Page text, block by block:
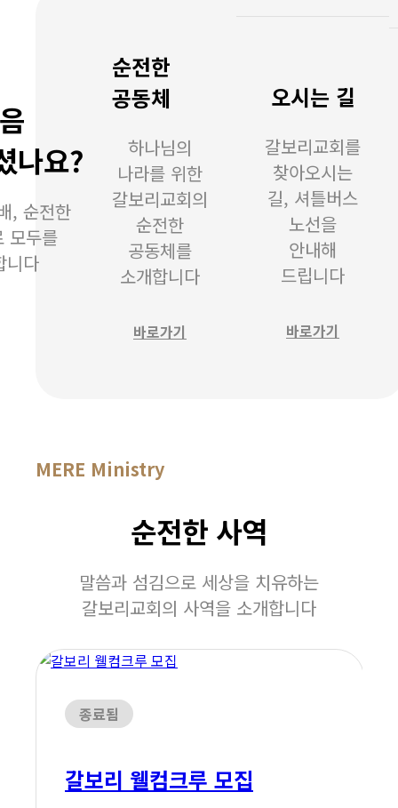
나요?
, 순전한
모두를
니다
순전한
공동체
하나님의
나라를 위한
갈보리교회의
순전한
공동체를
소개합니다
바로가기
오시는 길
갈보리교회를
찾아오시는
길, 셔틀버스
노선을
안내해
드립니다
바로가기
MERE Ministry
순전한 사역
말씀과 섬김으로 세상을 치유하는
갈보리교회의 사역을 소개합니다
종료됨
갈보리 웰컴크루 모집